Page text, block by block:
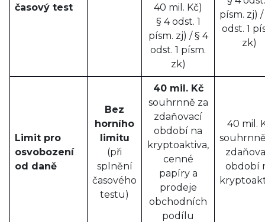
časový test
40 mil. Kč)
§ 4 odst. 1
písm. zj) / § 4
odst. 1 písm.
zk)
písm. zj) /
odst. 1
zk)
Limit pro
osvobození
od daně
Bez
horního
limitu
(při
splnění
časového
testu)
40 mil. Kč
souhrnně za
zdaňovací
období na
kryptoaktiva,
cenné
papíry a
prodeje
obchodních
podílu
40 mil.
období